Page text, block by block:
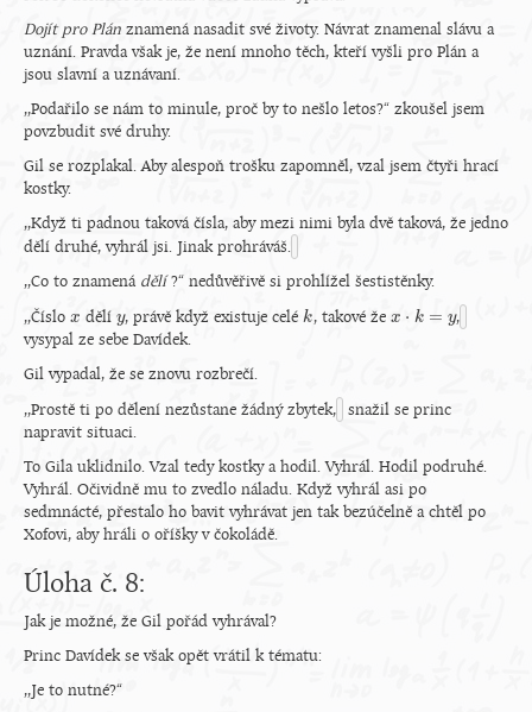
Dojít pro Plán znamená nasadit své životy. Návrat znamenal slávu a
uznání. Pravda však je, že není mnoho těch, kteří vyšli pro Plán a
jsou slavní a uznávaní.
,,Podařilo se nám to minule, proč by to nešlo letos?“ zkoušel jsem
povzbudit své druhy.
Gil se rozplakal. Aby alespoň trošku zapomněl, vzal jsem čtyři hrací
kostky.
,,Když ti padnou taková čísla, aby mezi nimi byla dvě taková, že jedno
dělí druhé, vyhrál jsi. Jinak prohráváš.
,,Co to znamená dělí?“ nedůvěřivě si prohlížel šestistěnky.
,,Číslo x
x dělíy
y, právě když existuje celék
k, takové že x ⋅ k = y
x⋅ k =y
,
vysypal ze sebe Davídek.
Gil vypadal, že se znovu rozbrečí.
,,Prostě ti po dělení nezůstane žádný zbytek, snažil se princ
napravit situaci.
To Gila uklidnilo. Vzal tedy kostky a hodil. Vyhrál. Hodil podruhé.
Vyhrál. Očividně mu to zvedlo náladu. Když vyhrál asi po
sedmnácté, přestalo ho bavit vyhrávat jen tak bezúčelně a chtěl po
Xofovi, aby hráli o oříšky v čokoládě.
Úloha č. 8:
Jak je možné, že Gil pořád vyhrával?
Princ Davídek se však opět vrátil k tématu:
,,Je to nutné?“